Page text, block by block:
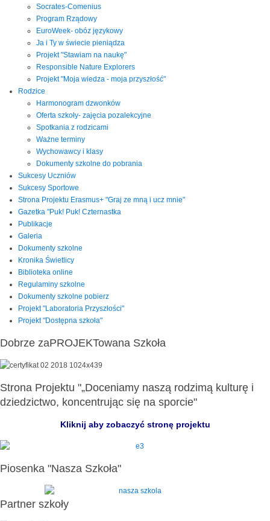
Socrates-Comenius
Program Rządowy
EuroWeek- obóz językowy
Ja i Ty w świecie pieniądza
Projekt "Stawiam na naukę"
Responsible Nature Explorers
Projekt "Moja wiedza - moja przyszłość"
Rodzice
Harmonogram dzwonków
Oferta szkoły- zajęcia pozalekcyjne
Spotkania z rodzicami
Ważne terminy
Wychowawcy i klasy
Dokumenty szkolne do pobrania
Sukcesy Uczniów
Sukcesy Sportowe
Strona Projektu Erasmus+ "Graj ze mną i ucz mnie"
Gazetka "Puk! Puk! Czternastka
Publikacje
Galeria
Dokumenty szkolne
Kronika Świetlicy
Biblioteka online
Regulaminy szkolne
Dokumenty szkolne pobierz
Projekt "Laboratoria Przyszłości"
Projekt "Dostępna szkoła"
Dobrze zaPROJEKTowana Szkoła
Strona Projektu "„Doceniamy naszą rodzimą kulturę i
dziedzictwo, koncentrując się na sporcie"
Kliknij aby zobaczyć stronę projektu
Piosenka "Nasza Szkoła"
Partner szkoły